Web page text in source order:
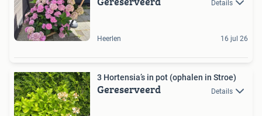
Details
Heerlen 16 jul 26
3 Hortensia’s in pot (ophalen in Stroe)
Gereserveerd Details